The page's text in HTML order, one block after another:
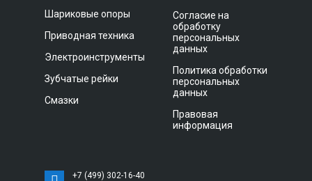
Шариковые опоры
Приводная техника
Электроинструменты
Зубчатые рейки
Смазки
Согласие на
обработку
персональных
данных
Политика обработки
персональных
данных
Правовая
информация
+7 (499) 302-16-40